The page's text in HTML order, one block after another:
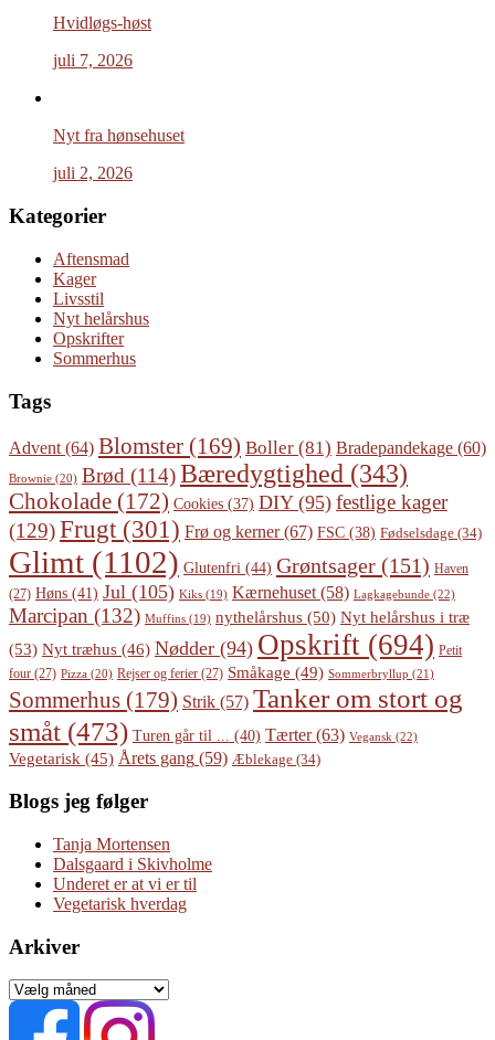
Hvidløgs-høst
juli 7, 2026
Nyt fra hønsehuset
juli 2, 2026
Kategorier
Aftensmad
Kager
Livsstil
Nyt helårshus
Opskrifter
Sommerhus
Tags
Advent (64) Blomster (169) Boller (81) Bradepandekage (60)
Brownie (20) Brød (114)Bæredygtighed (343)
Chokolade (172) Cookies (37) DIY(95) festlige kager
(129)Frugt(301) Frø og kerner(67) FSC (38) Fødselsdage (34)
Glimt (1102) Glutenfri (44) Grøntsager (151) Haven
(27) Høns (41) Jul (105) Kiks (19) Kærnehuset (58) Lagkagebunde (22)
Marcipan (132) Muffins (19) nythelårshus (50) Nyt helårshus i træ
(53) Nyt træhus (46) Nødder (94) Opskrift (694) Petit
four (27) Pizza (20) Rejser og ferier (27) Småkage (49) Sommerbryllup (21)
Sommerhus (179) Strik (57) Tanker om stort og
småt (473) Turen går til ... (40) Tærter(63) Vegansk (22)
Vegetarisk (45) Årets gang (59) Æblekage (34)
Blogs jeg følger
Tanja Mortensen
Dalsgaard i Skivholme
Underet er at vi er til
Vegetarisk hverdag
Arkiver
Arkiver